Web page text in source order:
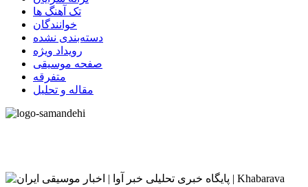
تک آهنگ ها
خوانندگان
دسته‌بندی نشده
رویداد ویژه
صفحه موسیقی
متفرقه
مقاله و تحلیل